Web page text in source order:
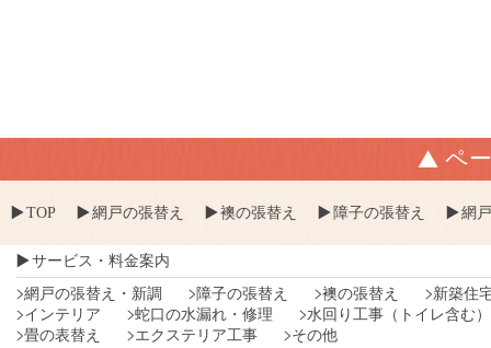
ペ
TOP 網戸の張替え 襖の張替え 障子の張替え 網
サービス・料金案内
網戸の張替え・新調
障子の張替え 襖の張替え
新築住
インテリア
蛇口の水漏れ・修理
水回り工事（トイレ含む）
畳の表替え
エクステリア工事 その他